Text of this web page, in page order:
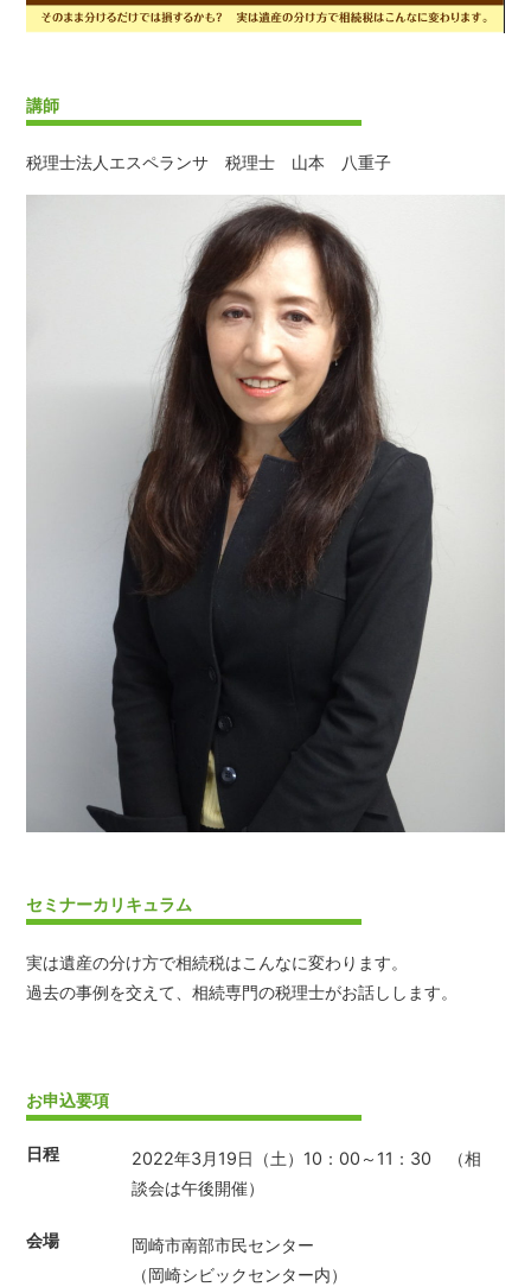
講師
税理士法人エスペランサ 税理士 山本 八重子
セミナーカリキュラム
実は遺産の分け方で相続税はこんなに変わります。
過去の事例を交えて、相続専門の税理士がお話しします。
お申込要項
日程
2022年3月19日（土）10：00～11：30 （相
談会は午後開催）
会場
岡崎市南部市民センター
（岡崎シビックセンター内）